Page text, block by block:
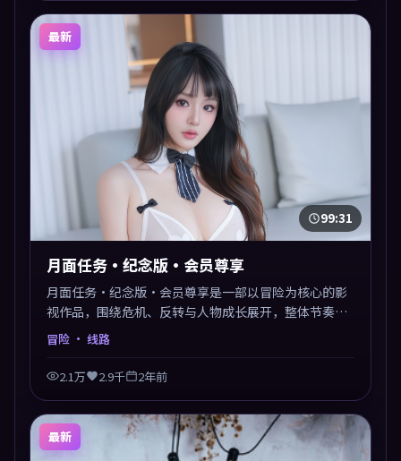
最新
99:31
月面任务·纪念版·会员尊享
月面任务·纪念版·会员尊享是一部以冒险为核心的影
视作品，围绕危机、反转与人物成长展开，整体节奏紧
凑，值得推荐观看。
冒险 · 线路
2.1万 2.9千 2年前
最新